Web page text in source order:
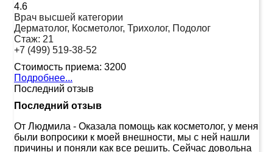
4.6
Врач высшей категории
Дерматолог, Косметолог, Трихолог, Подолог
Стаж: 21
+7 (499) 519-38-52
Стоимость приема: 3200
Подробнее...
Последний отзыв
Последний отзыв
От Людмила - Оказала помощь как косметолог, у меня
были вопросики к моей внешности, мы с ней нашли
причины и поняли как все решить. Сейчас довольна